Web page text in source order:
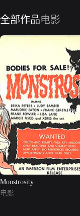
全部作品电影
Monstrosity
电影